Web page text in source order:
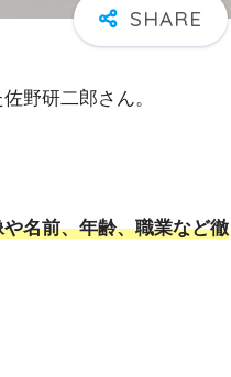
野研二郎さん。
名前、年齢、職業など徹